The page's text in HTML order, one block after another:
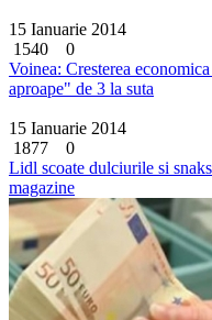
15 Ianuarie 2014
1540
0
Voinea: Cresterea
aproape" de 3 la suta
15 Ianuarie 2014
1877
0
Lidl scoate dulciurile si
magazine